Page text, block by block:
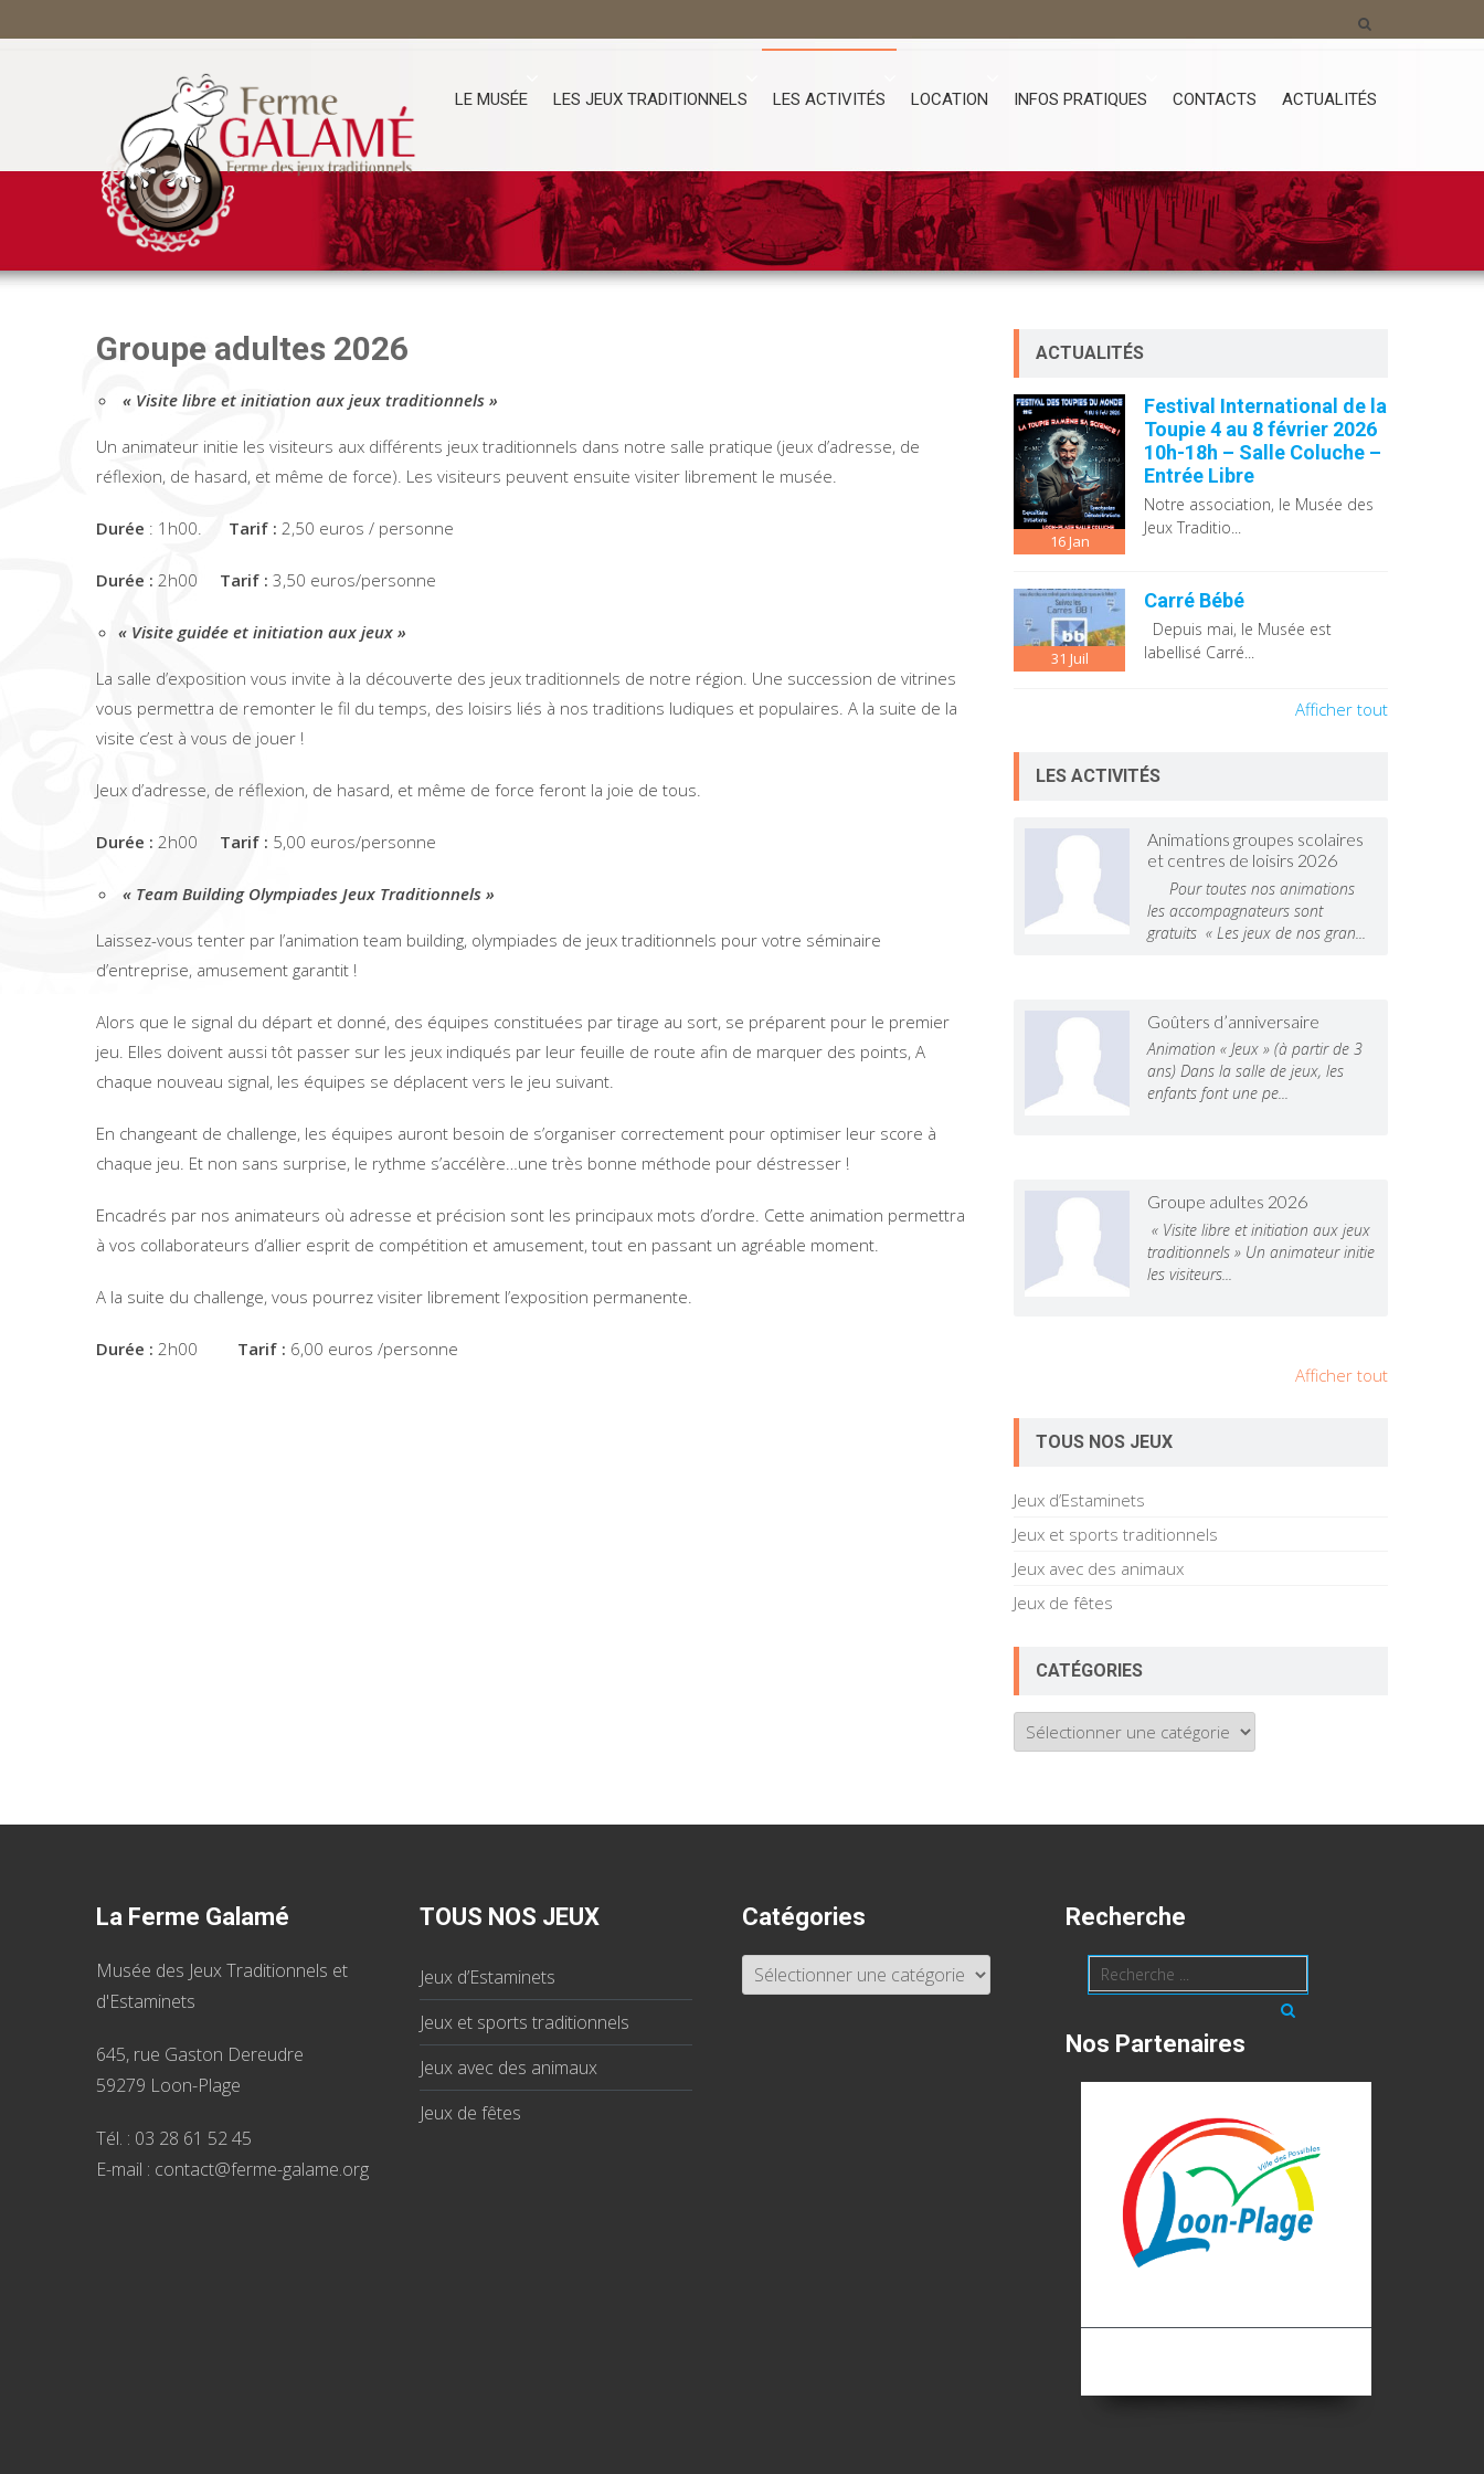
to
LE MUSÉE LES JEUX TRADITIONNELS LES ACTIVITÉS LOCATION INFOS PRATIQUES CONTACTS ACTUALITÉS
Groupe adultes 2026
« Visite libre et initiation aux jeux traditionnels »
Un animateur initie les visiteurs aux différents jeux traditionnels dans notre salle pratique (jeux d’adresse, de
réflexion, de hasard, et même de force). Les visiteurs peuvent ensuite visiter librement le musée.
Durée : 1h00. Tarif : 2,50 euros / personne
Durée : 2h00 Tarif : 3,50 euros/personne
« Visite guidée et initiation aux jeux »
La salle d’exposition vous invite à la découverte des jeux traditionnels de notre région. Une succession de vitrines
vous permettra de remonter le fil du temps, des loisirs liés à nos traditions ludiques et populaires. A la suite de la
visite c’est à vous de jouer !
Jeux d’adresse, de réflexion, de hasard, et même de force feront la joie de tous.
Durée : 2h00 Tarif : 5,00 euros/personne
« Team Building Olympiades Jeux Traditionnels »
Laissez-vous tenter par l’animation team building, olympiades de jeux traditionnels pour votre séminaire
d’entreprise, amusement garantit !
Alors que le signal du départ et donné, des équipes constituées par tirage au sort, se préparent pour le premier
jeu. Elles doivent aussi tôt passer sur les jeux indiqués par leur feuille de route afin de marquer des points, A
chaque nouveau signal, les équipes se déplacent vers le jeu suivant.
En changeant de challenge, les équipes auront besoin de s’organiser correctement pour optimiser leur score à
chaque jeu. Et non sans surprise, le rythme s’accélère…une très bonne méthode pour déstresser !
Encadrés par nos animateurs où adresse et précision sont les principaux mots d’ordre. Cette animation permettra
à vos collaborateurs d’allier esprit de compétition et amusement, tout en passant un agréable moment.
A la suite du challenge, vous pourrez visiter librement l’exposition permanente.
Durée : 2h00 Tarif : 6,00 euros /personne
ACTUALITÉS
16Jan
Festival International de la
Toupie 4 au 8 février 2026
10h-18h – Salle Coluche –
Entrée Libre
Notre association, le Musée des
Jeux Traditio...
31 Juil
Carré Bébé
Depuis mai, le Musée est
labellisé Carré...
Afficher tout
LES ACTIVITÉS
Animations groupes scolaires
et centres de loisirs 2026
Pour toutes nos animations
les accompagnateurs sont
gratuits « Les jeux de nos gran...
Goûters d’anniversaire
Animation « Jeux » (à partir de 3
ans) Dans la salle de jeux, les
enfants font une pe...
Groupe adultes 2026
« Visite libre et initiation aux jeux
traditionnels » Un animateur initie
les visiteurs...
Afficher tout
TOUS NOS JEUX
Jeux d’Estaminets
Jeux et sports traditionnels
Jeux avec des animaux
Jeux de fêtes
CATÉGORIES
Catégories
La Ferme Galamé
Musée des Jeux Traditionnels et
d'Estaminets
645, rue Gaston Dereudre
59279 Loon-Plage
Tél. : 03 28 61 52 45
E-mail : contact@ferme-galame.org
TOUS NOS JEUX
Jeux d’Estaminets
Jeux et sports traditionnels
Jeux avec des animaux
Jeux de fêtes
Catégories
Catégories
Recherche
Nos Partenaires